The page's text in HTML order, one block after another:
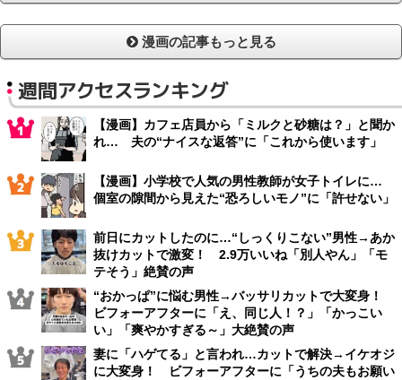
漫画の記事もっと見る
週間アクセスランキング
【漫画】カフェ店員から「ミルクと砂糖は？」と聞か
れ… 夫の“ナイスな返答”に「これから使います」
【漫画】小学校で人気の男性教師が女子トイレに…
個室の隙間から見えた“恐ろしいモノ”に「許せない」
前日にカットしたのに…“しっくりこない”男性→あか
抜けカットで激変！ 2.9万いいね「別人やん」「モ
テそう」絶賛の声
“おかっぱ”に悩む男性→バッサリカットで大変身！
ビフォーアフターに「え、同じ人！？」「かっこい
い」「爽やかすぎる～」大絶賛の声
妻に「ハゲてる」と言われ…カットで解決→イケオジ
に大変身！ ビフォーアフターに「うちの夫もお願い